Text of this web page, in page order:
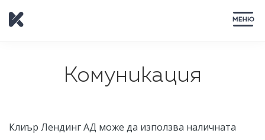
Комуникация
Клиър Лендинг АД може да използва наличната